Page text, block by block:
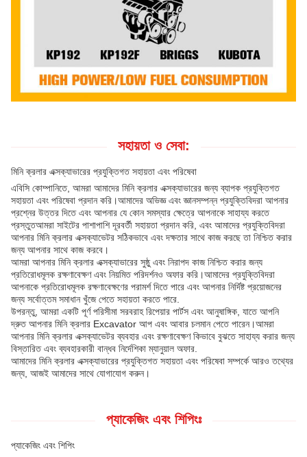
সহায়তা ও সেবা:
মিনি ক্রলার এক্সক্যাভারের প্রযুক্তিগত সহায়তা এবং পরিষেবা
এবিসি কোম্পানিতে, আমরা আমাদের মিনি ক্রলার এক্সক্যাভারের জন্য ব্যাপক প্রযুক্তিগত
সহায়তা এবং পরিষেবা প্রদান করি।আমাদের অভিজ্ঞ এবং জ্ঞানসম্পন্ন প্রযুক্তিবিদরা আপনার
প্রশ্নের উত্তর দিতে এবং আপনার যে কোন সমস্যার ক্ষেত্রে আপনাকে সাহায্য করতে
প্রস্তুতআমরা সাইটের পাশাপাশি দূরবর্তী সহায়তা প্রদান করি, এবং আমাদের প্রযুক্তিবিদরা
আপনার মিনি ক্রলার এক্সক্যাভেটর সঠিকভাবে এবং দক্ষতার সাথে কাজ করছে তা নিশ্চিত করার
জন্য আপনার সাথে কাজ করবে।
আমরা আপনার মিনি ক্রলার এক্সক্যাভারের সুষ্ঠু এবং নিরাপদ কাজ নিশ্চিত করার জন্য
প্রতিরোধমূলক রক্ষণাবেক্ষণ এবং নিয়মিত পরিদর্শনও অফার করি।আমাদের প্রযুক্তিবিদরা
আপনাকে প্রতিরোধমূলক রক্ষণাবেক্ষণের পরামর্শ দিতে পারে এবং আপনার নির্দিষ্ট প্রয়োজনের
জন্য সর্বোত্তম সমাধান খুঁজে পেতে সহায়তা করতে পারে.
উপরন্তু, আমরা একটি পূর্ণ পরিসীমা সরবরাহ রিপেয়ার পার্টস এবং আনুষাঙ্গিক, যাতে আপনি
দ্রুত আপনার মিনি ক্রলার Excavator আপ এবং আবার চলমান পেতে পারেন।আমরা
আপনার মিনি ক্রলার এক্সক্যাভেটর ব্যবহার এবং রক্ষণাবেক্ষণ কিভাবে বুঝতে সাহায্য করার জন্য
বিস্তারিত এবং ব্যবহারকারী বান্ধব নির্দেশিকা ম্যানুয়াল অফার.
আমাদের মিনি ক্রলার এক্সক্যাভারের প্রযুক্তিগত সহায়তা এবং পরিষেবা সম্পর্কে আরও তথ্যের
জন্য, আজই আমাদের সাথে যোগাযোগ করুন।
প্যাকেজিং এবং শিপিংঃ
প্যাকেজিং এবং শিপিং